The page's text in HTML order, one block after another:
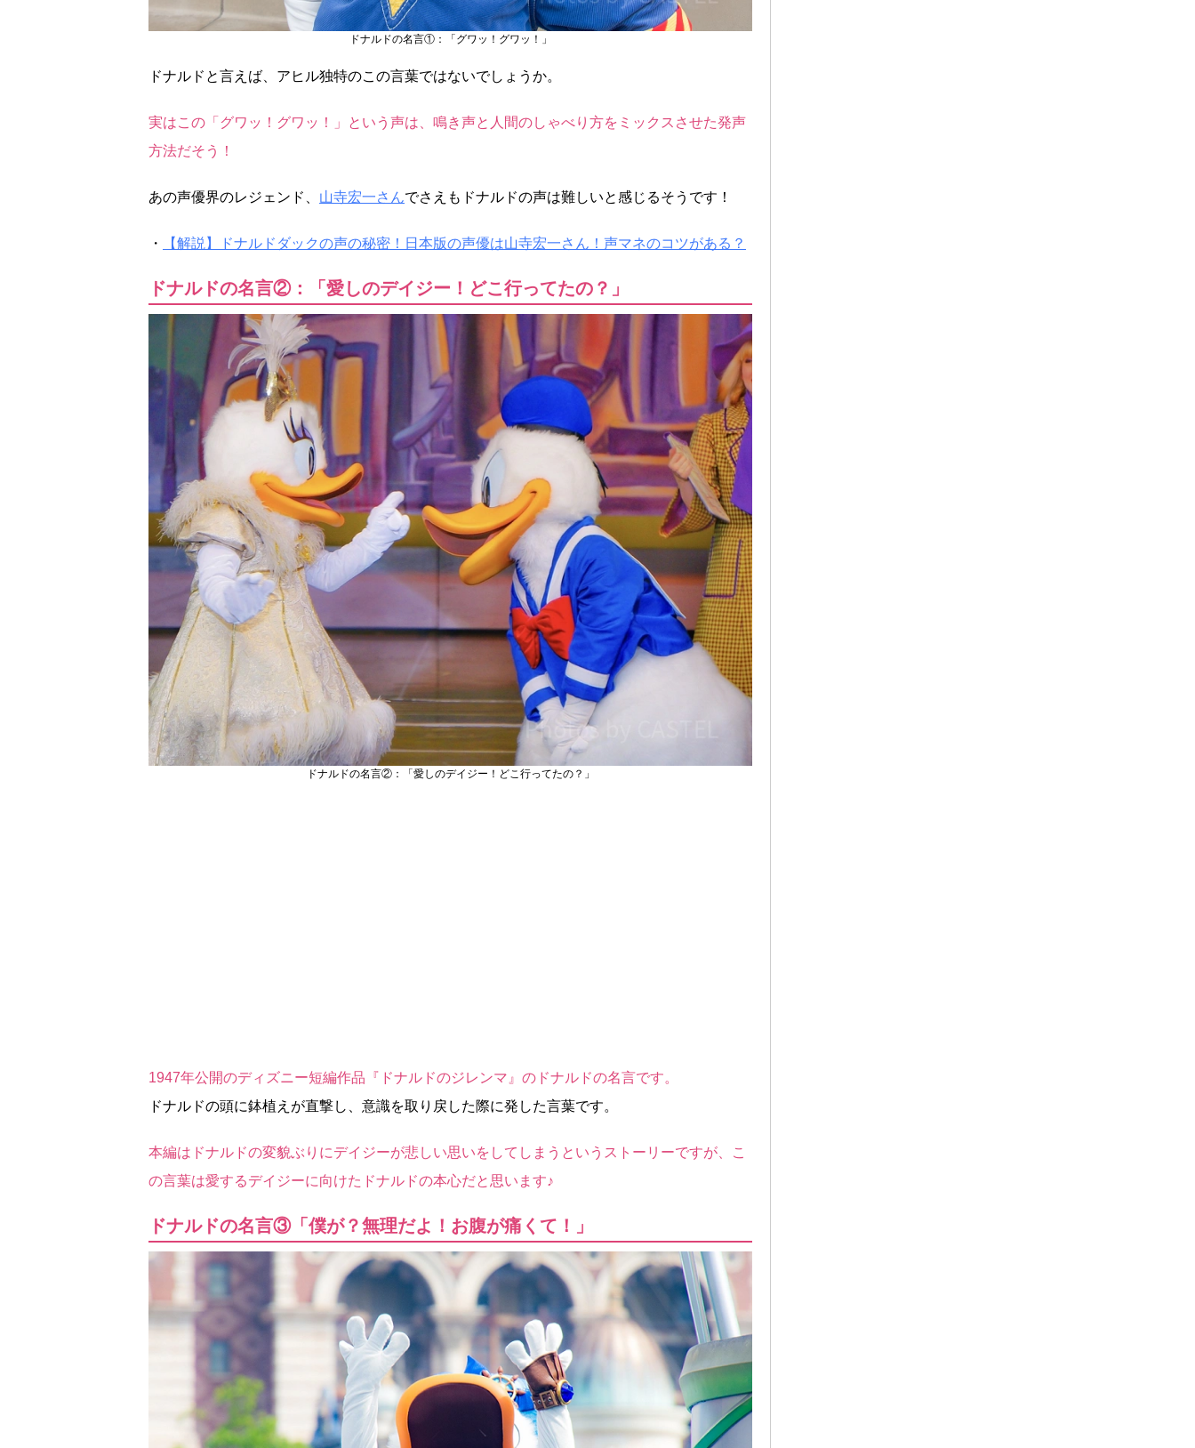
ドナルドの名言①：「グワッ！グワッ！」
ドナルドと言えば、アヒル独特のこの言葉ではないでしょうか。
実はこの「グワッ！グワッ！」という声は、鳴き声と人間のしゃべり方をミックスさせた発声
方法だそう！
あの声優界のレジェンド、 山寺宏一さんでさえもドナルドの声は難しいと感じるそうです！
・ 【解説】ドナルドダックの声の秘密！日本版の声優は山寺宏一さん！声マネのコツがある？
ドナルドの名言②：「愛しのデイジー！どこ行ってたの？」
ドナルドの名言②：「愛しのデイジー！どこ行ってたの？」
1947年公開のディズニー短編作品『ドナルドのジレンマ』のドナルドの名言です。
ドナルドの頭に鉢植えが直撃し、意識を取り戻した際に発した言葉です。
本編はドナルドの変貌ぶりにデイジーが悲しい思いをしてしまうというストーリーですが、こ
の言葉は愛するデイジーに向けたドナルドの本心だと思います♪
ドナルドの名言③「僕が？無理だよ！お腹が痛くて！」